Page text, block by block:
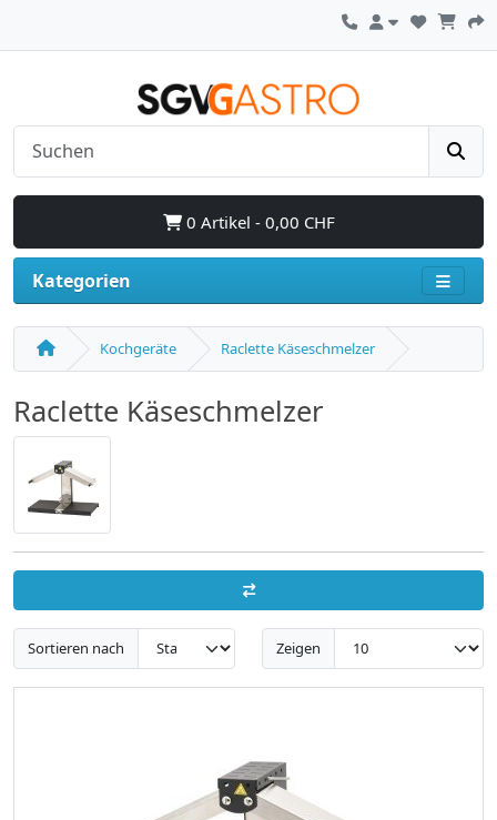
0 Artikel - 0,00 CHF
Kategorien
Kochgeräte Raclette Käseschmelzer
Raclette Käseschmelzer
Sortieren nach Zeigen